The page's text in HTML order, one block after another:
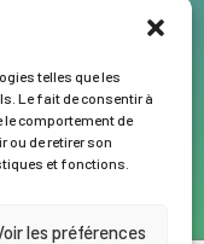
telles que les
Le fait de consentir à
le comportement de
ou de retirer son
et fonctions.
les préférences